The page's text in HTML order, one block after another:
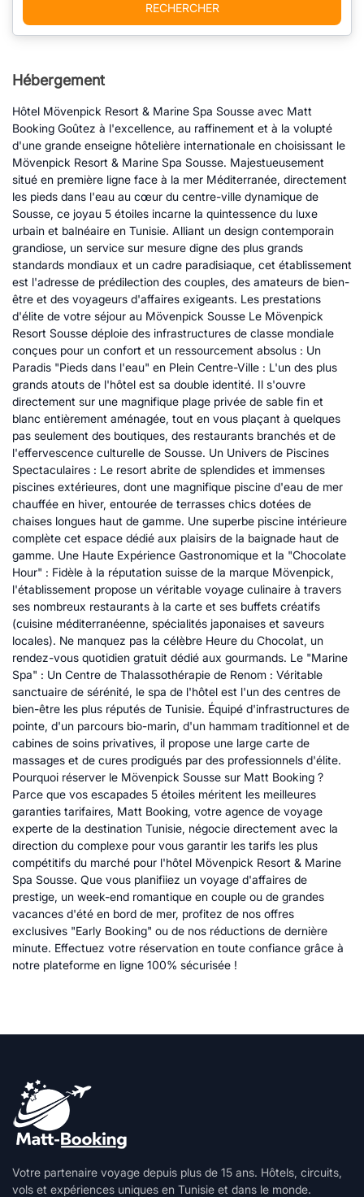
RECHERCHER
Hébergement
Hôtel Mövenpick Resort & Marine Spa Sousse avec Matt
Booking Goûtez à l'excellence, au raffinement et à la volupté
d'une grande enseigne hôtelière internationale en choisissant le
Mövenpick Resort & Marine Spa Sousse. Majestueusement
situé en première ligne face à la mer Méditerranée, directement
les pieds dans l'eau au cœur du centre-ville dynamique de
Sousse, ce joyau 5 étoiles incarne la quintessence du luxe
urbain et balnéaire en Tunisie. Alliant un design contemporain
grandiose, un service sur mesure digne des plus grands
standards mondiaux et un cadre paradisiaque, cet établissement
est l'adresse de prédilection des couples, des amateurs de bien-
être et des voyageurs d'affaires exigeants. Les prestations
d'élite de votre séjour au Mövenpick Sousse Le Mövenpick
Resort Sousse déploie des infrastructures de classe mondiale
conçues pour un confort et un ressourcement absolus : Un
Paradis "Pieds dans l'eau" en Plein Centre-Ville : L'un des plus
grands atouts de l'hôtel est sa double identité. Il s'ouvre
directement sur une magnifique plage privée de sable fin et
blanc entièrement aménagée, tout en vous plaçant à quelques
pas seulement des boutiques, des restaurants branchés et de
l'effervescence culturelle de Sousse. Un Univers de Piscines
Spectaculaires : Le resort abrite de splendides et immenses
piscines extérieures, dont une magnifique piscine d'eau de mer
chauffée en hiver, entourée de terrasses chics dotées de
chaises longues haut de gamme. Une superbe piscine intérieure
complète cet espace dédié aux plaisirs de la baignade haut de
gamme. Une Haute Expérience Gastronomique et la "Chocolate
Hour" : Fidèle à la réputation suisse de la marque Mövenpick,
l'établissement propose un véritable voyage culinaire à travers
ses nombreux restaurants à la carte et ses buffets créatifs
(cuisine méditerranéenne, spécialités japonaises et saveurs
locales). Ne manquez pas la célèbre Heure du Chocolat, un
rendez-vous quotidien gratuit dédié aux gourmands. Le "Marine
Spa" : Un Centre de Thalassothérapie de Renom : Véritable
sanctuaire de sérénité, le spa de l'hôtel est l'un des centres de
bien-être les plus réputés de Tunisie. Équipé d'infrastructures de
pointe, d'un parcours bio-marin, d'un hammam traditionnel et de
cabines de soins privatives, il propose une large carte de
massages et de cures prodigués par des professionnels d'élite.
Pourquoi réserver le Mövenpick Sousse sur Matt Booking ?
Parce que vos escapades 5 étoiles méritent les meilleures
garanties tarifaires, Matt Booking, votre agence de voyage
experte de la destination Tunisie, négocie directement avec la
direction du complexe pour vous garantir les tarifs les plus
compétitifs du marché pour l'hôtel Mövenpick Resort & Marine
Spa Sousse. Que vous planifiiez un voyage d'affaires de
prestige, un week-end romantique en couple ou de grandes
vacances d'été en bord de mer, profitez de nos offres
exclusives "Early Booking" ou de nos réductions de dernière
minute. Effectuez votre réservation en toute confiance grâce à
notre plateforme en ligne 100% sécurisée !
Votre partenaire voyage depuis plus de 15 ans. Hôtels, circuits,
vols et expériences uniques en Tunisie et dans le monde.